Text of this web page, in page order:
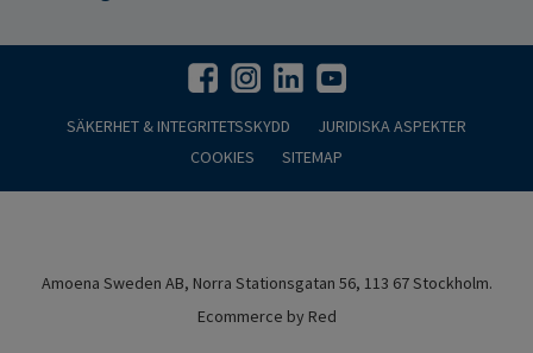
SÄKERHET & INTEGRITETSSKYDD
JURIDISKA ASPEKTER
COOKIES
SITEMAP
Amoena Sweden AB, Norra Stationsgatan 56, 113 67 Stockholm.
Ecommerce by Red